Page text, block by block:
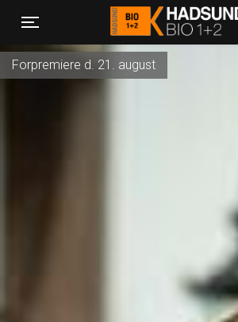
Toggle navigation
Hadsund Bio 1+2
Forpremiere d. 21. august